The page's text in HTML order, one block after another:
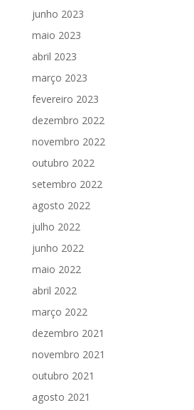
junho 2023
maio 2023
abril 2023
março 2023
fevereiro 2023
dezembro 2022
novembro 2022
outubro 2022
setembro 2022
agosto 2022
julho 2022
junho 2022
maio 2022
abril 2022
março 2022
dezembro 2021
novembro 2021
outubro 2021
agosto 2021